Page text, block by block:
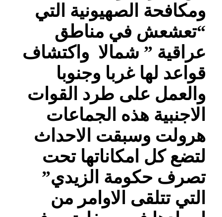
ومكافحة الصهيونية التي
“تعشعش في مناطق
عراقية ” شمالا واكتشاف
قواعد لها غربا وجنوبا
والعمل على طرد القوات
الاجنبية هذه الجماعات
هرولت وسبقت الاحداث
لتضع كل امكاناتها تحت
تصرف حكومة الزيدي”
التي تتلقى الاوامر من